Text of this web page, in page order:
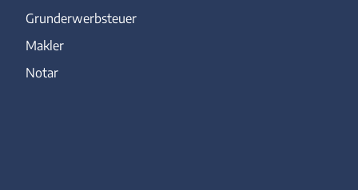
Grunderwerbsteuer
Makler
Notar